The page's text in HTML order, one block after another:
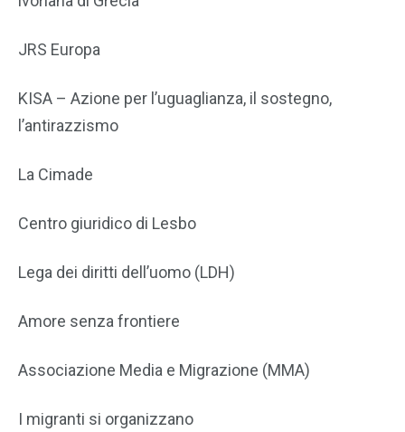
JRS Europa
KISA – Azione per l’uguaglianza, il sostegno,
l’antirazzismo
La Cimade
Centro giuridico di Lesbo
Lega dei diritti dell’uomo (LDH)
Amore senza frontiere
Associazione Media e Migrazione (MMA)
I migranti si organizzano